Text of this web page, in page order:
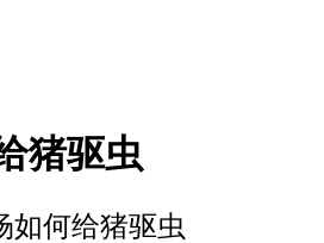
猪驱虫
如何给猪驱虫